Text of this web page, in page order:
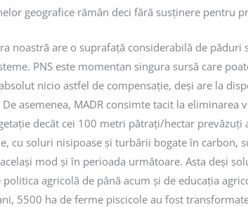
geografice rămân deci fără susținere pentru
noastră are o suprafață considerabilă de
PNS este momentan singura sursă care
nicio astfel de compensație, deși are la
asemenea, MADR consimte tacit la
decât cei 100 metri pătrați/hectar
cu soluri nisipoase și turbării bogate în
mod și în perioada următoare. Asta deși
politica agricolă de până acum și de educația
5500 ha de ferme piscicole au fost